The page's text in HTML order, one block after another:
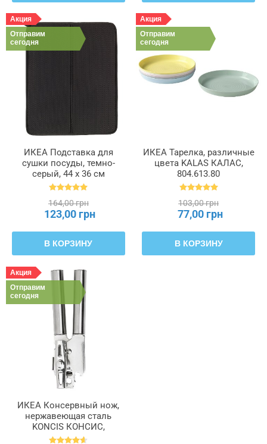
Акция
Отправим
сегодня
ИКЕА Подставка для
сушки посуды, темно-
серый, 44 x 36 см
NYSKÖLJD НЮХОЛИД,
164,00 грн
123,00 грн
В КОРЗИНУ
Акция
Отправим
сегодня
ИКЕА Тарелка, различные
цвета KALAS КАЛАС,
804.613.80
103,00 грн
77,00 грн
В КОРЗИНУ
Акция
Отправим
сегодня
ИКЕА Консервный нож,
нержавеющая сталь
KONCIS КОНСИС,
000.815.34